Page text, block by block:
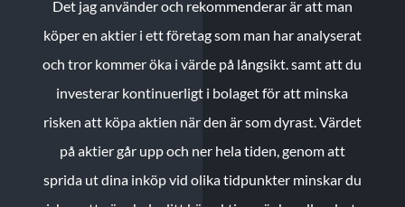
Det jag använder och rekommenderar är att man
köper en aktier i ett företag som man har analyserat
och tror kommer öka i värde på långsikt. samt att du
investerar kontinuerligt i bolaget för att minska
risken att köpa aktien när den är som dyrast. Värdet
på aktier går upp och ner hela tiden, genom att
sprida ut dina inköp vid olika tidpunkter minskar du